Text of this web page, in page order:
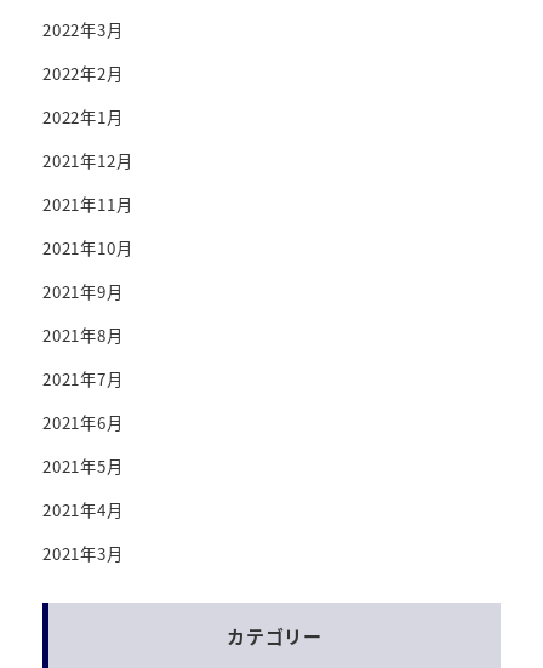
2022年3月
2022年2月
2022年1月
2021年12月
2021年11月
2021年10月
2021年9月
2021年8月
2021年7月
2021年6月
2021年5月
2021年4月
2021年3月
カテゴリー